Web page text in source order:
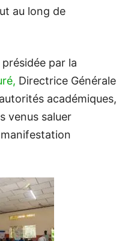
au long de
par la
Directrice Générale
académiques,
venus saluer